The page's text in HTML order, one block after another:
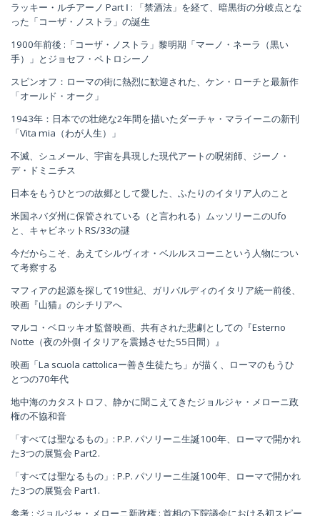
ラッキー・ルチアーノ Part Ⅰ : 「禁酒法」を経て、暗黒街の分岐点とな
った「コーザ・ノストラ」の誕生
1900年前後 :「コーザ・ノストラ」黎明期「マーノ・ネーラ（黒い
手）」とジョセフ・ペトロシーノ
スピンオフ：ローマの街に熱烈に歓迎された、ケン・ローチと最新作
「オールド・オーク」
1943年：日本での壮絶な2年間を描いたダーチャ・マライーニの新刊
「Vita mia（わが人生）」
不滅、シュメール、宇宙を具現した現代アートの呪術師、ジーノ・
デ・ドミニチス
日本をもうひとつの故郷として愛した、ふたりのイタリア人のこと
米国ネバダ州に保管されている（と言われる）ムッソリーニのUfo
と、キャビネットRS/33の謎
今だからこそ、あえてシルヴィオ・ベルルスコーニという人物につい
て考察する
マフィアの起源を探して19世紀、ガリバルディのイタリア統一前後、
映画『山猫』のシチリアへ
マルコ・ベロッキオ監督映画、共有された悲劇としての『Esterno
Notte（夜の外側 イタリアを震撼させた55日間）』
映画「La scuola cattolicaー善き生徒たち」が描く、ローマのもうひ
とつの70年代
地中海のカタストロフ、静かに聞こえてきたジョルジャ・メローニ政
権の不協和音
「すべては聖なるもの」: P.P. パソリーニ生誕100年、ローマで開かれ
た3つの展覧会 Part2.
「すべては聖なるもの」: P.P. パソリーニ生誕100年、ローマで開かれ
た3つの展覧会 Part1.